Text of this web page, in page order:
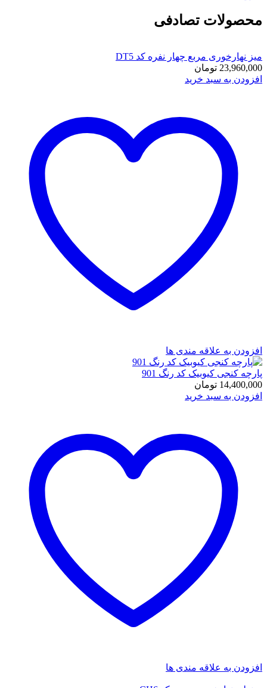
محصولات تصادفی
میز نهارخوری مربع چهار نفره کد DT5
23,960,000 تومان
افزودن به سبد خرید
افزودن به علاقه مندی ها
پارچه کنجی کیوبیک کد رنگ 901
14,400,000 تومان
افزودن به سبد خرید
افزودن به علاقه مندی ها